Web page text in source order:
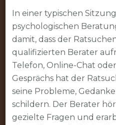
In einer typischen
psychologischen
damit, dass der
qualifizierten Berater
Telefon, Online-Chat
Gesprächs hat der
seine Probleme,
schildern. Der Berater
gezielte Fragen und